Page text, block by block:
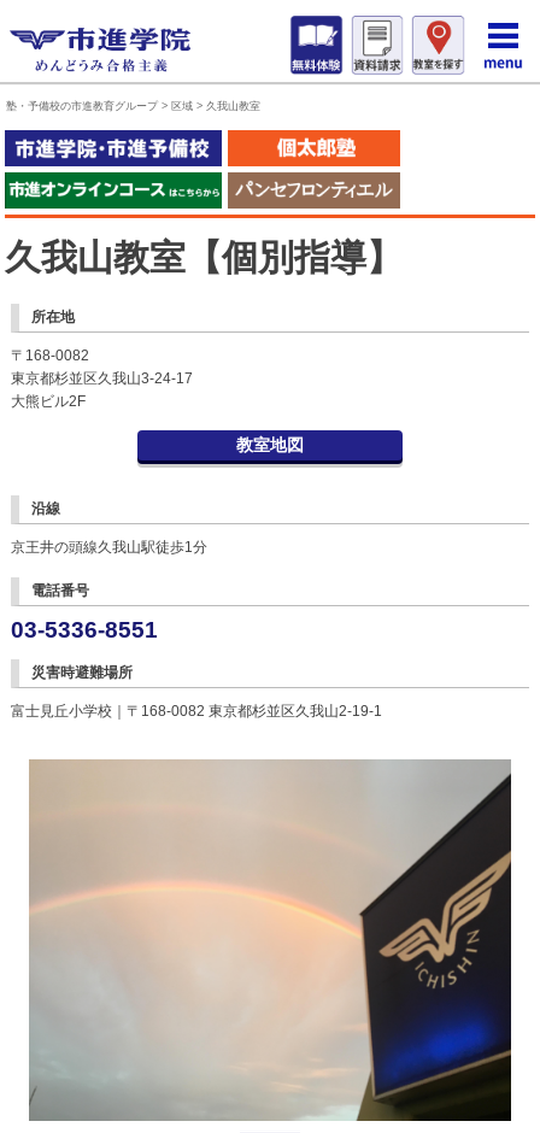
塾・予備校の市進教育グループ> 区域 > 久我山教室
久我山教室【個別指導】
所在地
〒168-0082
東京都杉並区久我山3-24-17
大熊ビル2F
教室地図
沿線
京王井の頭線久我山駅徒歩1分
電話番号
03-5336-8551
災害時避難場所
富士見丘小学校｜〒168-0082 東京都杉並区久我山2-19-1